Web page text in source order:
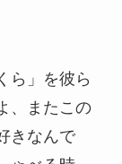
ら」を彼ら
、またこの
きなんで